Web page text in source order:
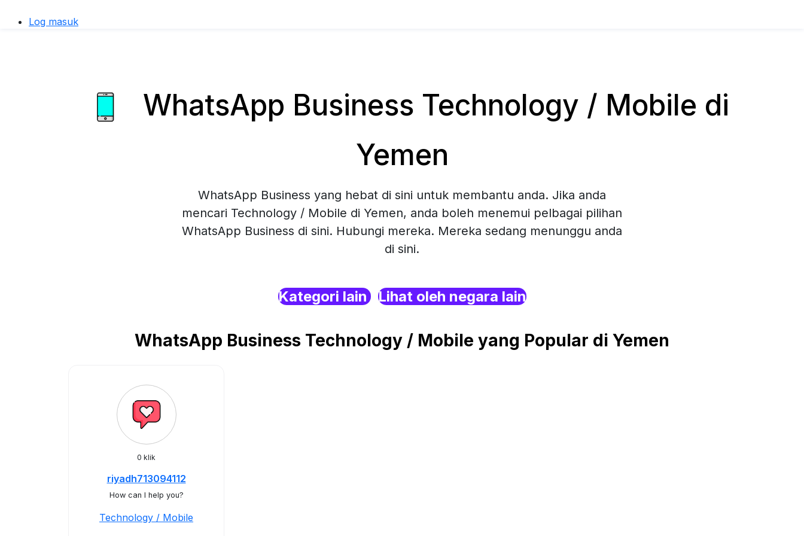
Log masuk
WhatsApp Business Technology / Mobile di
Yemen
WhatsApp Business yang hebat di sini untuk membantu anda. Jika anda
mencari Technology / Mobile di Yemen, anda boleh menemui pelbagai pilihan
WhatsApp Business di sini. Hubungi mereka. Mereka sedang menunggu anda
di sini.
Kategori lain Lihat oleh negara lain
WhatsApp Business Technology / Mobile yang Popular di Yemen
0 klik
riyadh713094112
How can I help you?
Technology / Mobile